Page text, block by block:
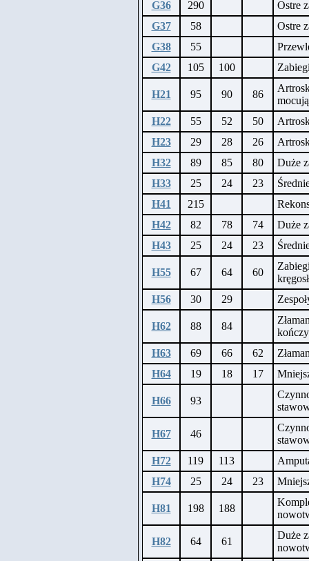
G36 290
Ostre
G37
58
Ostre
G38
55
G42
105 100
H21 95 90 86
H22
55 52 50
H23
29 28 26
H32
89 85 80
Duże
H33
25 24 23
H41
215
H42
82 78 74
Duże
H43
25 24 23
H55 67 64 60
H56
30 29
H62 88 84
H63
69 66 62
H64
19 18 17
H66 93
H67 46
H72
119 113
H74
25 24 23
H81 198 188
H82 64 61
Duże